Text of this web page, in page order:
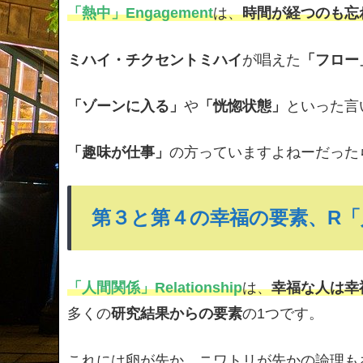
「熱中」Engagementは、時間が経つのも
ミハイ・チクセントミハイが唱えた 「フロ
「ゾーンに入る」 や 「恍惚状態」 といった
「趣味が仕事」 の方っていますよねーだった
第３と第４の幸福の要素、
「人間関係」Relationshipは、幸福な人は
多くの研究結果からの要素の1つです。